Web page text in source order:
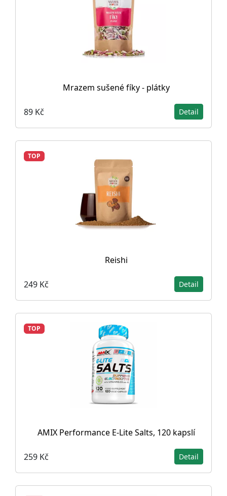
Mrazem sušené fíky - plátky
89 Kč Detail
TOP
Reishi
249 Kč Detail
TOP
AMIX Performance E-Lite Salts, 120 kapslí
259 Kč Detail